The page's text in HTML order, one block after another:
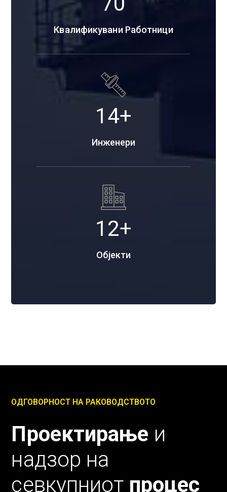
Квалификувани Работници
19+
Инженери
17+
Објекти
ОДГОВОРНОСТ НА РАКОВОДСТВОТО
Проектирање и
надзор на
севкупниот процес